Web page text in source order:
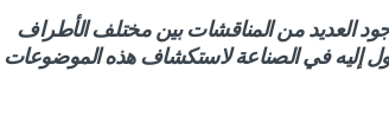
العديد من المناقشات بين مختلف الأطراف
إليه في الصناعة لاستكشاف هذه الموضوعات